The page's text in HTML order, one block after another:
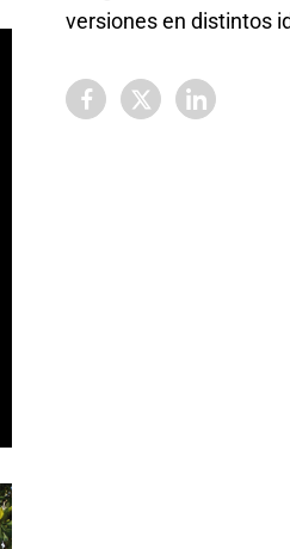
versiones en distintos